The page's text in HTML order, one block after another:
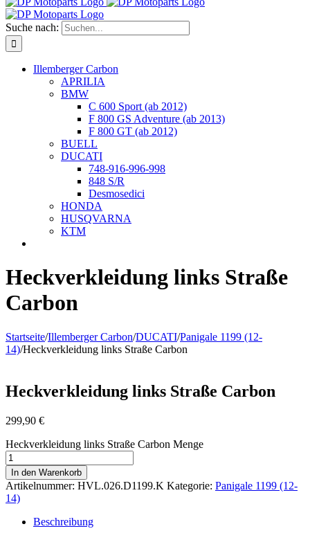
Suche nach:
Illemberger Carbon
APRILIA
BMW
C 600 Sport (ab 2012)
F 800 GS Adventure (ab 2013)
F 800 GT (ab 2012)
BUELL
DUCATI
748-916-996-998
848 S/R
Desmosedici
HONDA
HUSQVARNA
KTM
Heckverkleidung links Straße
Carbon
Startseite/Illemberger Carbon/DUCATI/Panigale 1199 (12-
14)/Heckverkleidung links Straße Carbon
Heckverkleidung links Straße Carbon
299,90 €
Heckverkleidung links Straße Carbon Menge
In den Warenkorb
Artikelnummer: HVL.026.D1199.K Kategorie: Panigale 1199 (12-
14)
Beschreibung